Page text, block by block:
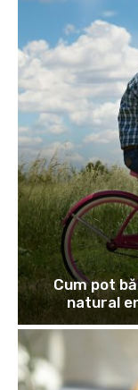
Cum pot
natural